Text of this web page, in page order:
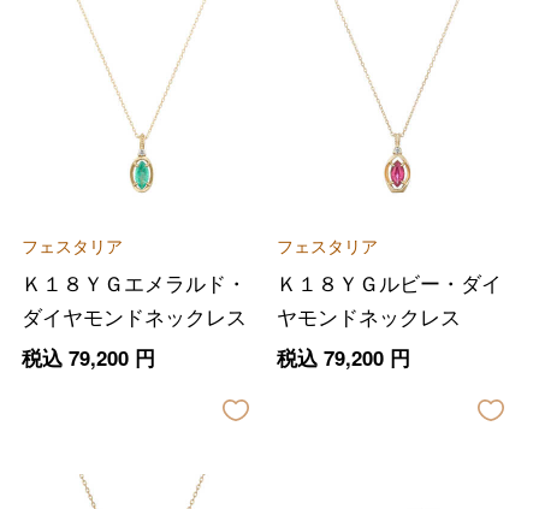
フェスタリア
Ｋ１８ＹＧエメラルド・
ダイヤモンドネックレス
税込 79,200円
フェスタリア
Ｋ１８ＹＧルビー・ダイ
ヤモンドネックレス
税込 79,200円